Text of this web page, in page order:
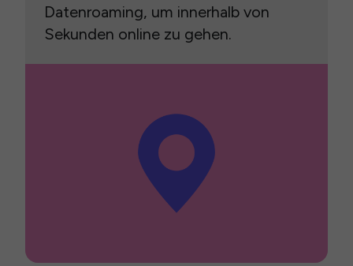
Datenroaming, um innerhalb von
Sekunden online zu gehen.